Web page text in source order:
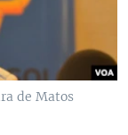
de Matos